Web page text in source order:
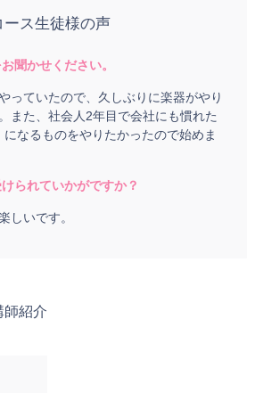
ス生徒様の声
聞かせください。
っていたので、久しぶりに楽器がやり
また、社会人2年目で会社にも慣れた
なるものをやりたかったので始めま
られていかがですか？
しいです。
師紹介